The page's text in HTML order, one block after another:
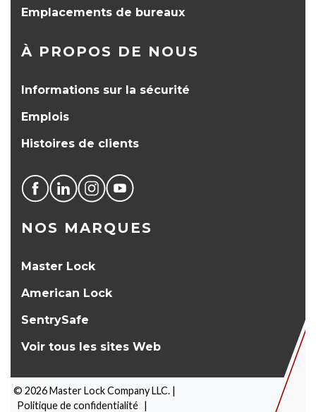
Emplacements de bureaux
À PROPOS DE NOUS
Informations sur la sécurité
Emplois
Histoires de clients
NOS MARQUES
Master Lock
American Lock
SentrySafe
Voir tous les sites Web
© 2026Master Lock Company LLC. |
Politique de confidentialité |